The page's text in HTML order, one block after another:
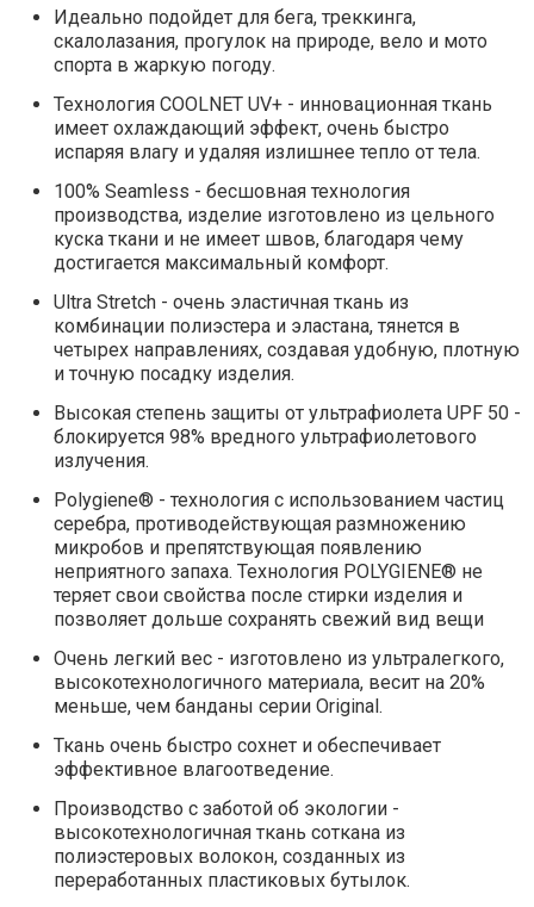
Идеально подойдет для бега, треккинга,
скалолазания, прогулок на природе, вело и мото
спорта в жаркую погоду.
Технология COOLNET UV+ - инновационная ткань
имеет охлаждающий эффект, очень быстро
испаряя влагу и удаляя излишнее тепло от тела.
100% Seamless - бесшовная технология
производства, изделие изготовлено из цельного
куска ткани и не имеет швов, благодаря чему
достигается максимальный комфорт.
Ultra Stretch - очень эластичная ткань из
комбинации полиэстера и эластана, тянется в
четырех направлениях, создавая удобную, плотную
и точную посадку изделия.
Высокая степень защиты от ультрафиолета UPF 50 -
блокируется 98% вредного ультрафиолетового
излучения.
Polygiene® - технология с использованием частиц
серебра, противодействующая размножению
микробов и препятствующая появлению
неприятного запаха. Технология POLYGIENE® не
теряет свои свойства после стирки изделия и
позволяет дольше сохранять свежий вид вещи
Очень легкий вес - изготовлено из ультралегкого,
высокотехнологичного материала, весит на 20%
меньше, чем банданы серии Original.
Ткань очень быстро сохнет и обеспечивает
эффективное влагоотведение.
Производство с заботой об экологии -
высокотехнологичная ткань соткана из
полиэстеровых волокон, созданных из
переработанных пластиковых бутылок.